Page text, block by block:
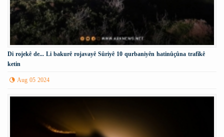
Di rojekê de... Li bakurê rojavayê Sûriyê 10 qurbaniyên hatinûçûna trafîkê
ketin
Aug 05 2024